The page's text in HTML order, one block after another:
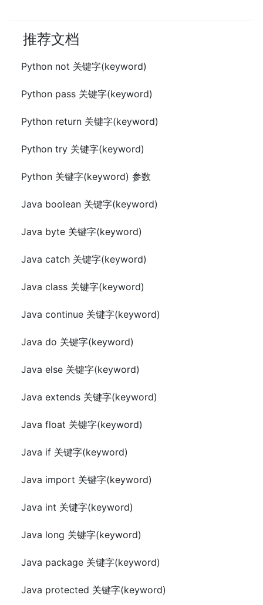
推荐文档
Python not 关键字(keyword)
Python pass 关键字(keyword)
Python return 关键字(keyword)
Python try 关键字(keyword)
Python 关键字(keyword) 参数
Java boolean 关键字(keyword)
Java byte 关键字(keyword)
Java catch 关键字(keyword)
Java class 关键字(keyword)
Java continue 关键字(keyword)
Java do 关键字(keyword)
Java else 关键字(keyword)
Java extends 关键字(keyword)
Java float 关键字(keyword)
Java if 关键字(keyword)
Java import 关键字(keyword)
Java int 关键字(keyword)
Java long 关键字(keyword)
Java package 关键字(keyword)
Java protected 关键字(keyword)